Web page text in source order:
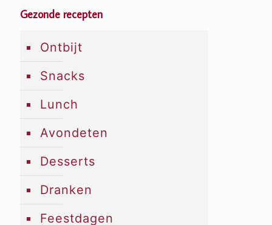
Gezonde recepten
Ontbijt
Snacks
Lunch
Avondeten
Desserts
Dranken
Feestdagen